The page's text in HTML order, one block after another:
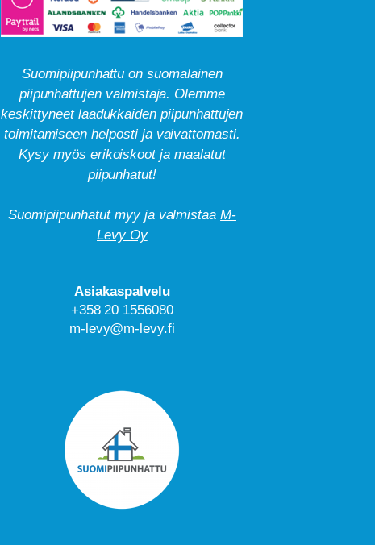
Suomipiipunhattu on suomalainen
piipunhattujen valmistaja. Olemme
keskittyneet laadukkaiden piipunhattujen
toimitamiseen helposti ja vaivattomasti.
Kysy myös erikoiskoot ja maalatut
piipunhatut!
Suomipiipunhatut myy ja valmistaaM-
Levy Oy
Asiakaspalvelu
+358 20 1556080
m-levy@m-levy.fi